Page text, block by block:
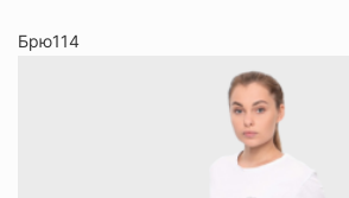
Брю114